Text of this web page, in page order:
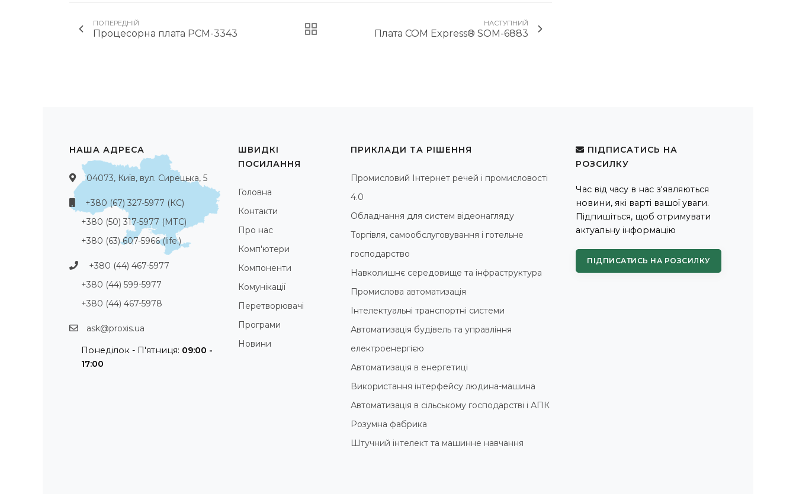
ПОПЕРЕДНІЙ
Процесорна плата PCM-3343
НАСТУПНИЙ
Плата COM Express® SOM-6883
НАША АДРЕСА
04073, Київ, вул. Сирецька, 5
+380 (67) 327-5977 (КС)
+380 (50) 317-5977 (МТС)
+380 (63) 607-5966 (life:)
+380 (44) 467-5977
+380 (44) 599-5977
+380 (44) 467-5978
ask@proxis.ua
Понеділок - П'ятниця: 09:00 -
17:00
ШВИДКІ
ПОСИЛАННЯ
Головна
Контакти
Про нас
Комп'ютери
Компоненти
Комунікації
Перетворювачі
Програми
Новини
ПРИКЛАДИ ТА РІШЕННЯ
Промисловий Інтернет речей і промисловості
4.0
Обладнання для систем відеонагляду
Торгівля, самообслуговування і готельне
господарство
Навколишнє середовище та інфраструктура
Промислова автоматизація
Інтелектуальні транспортні системи
Автоматизація будівель та управління
електроенергією
Автоматизація в енергетиці
Використання інтерфейсу людина-машина
Автоматизація в сільському господарстві і АПК
Розумна фабрика
Штучний інтелект та машинне навчання
ПІДПИСАТИСЬ НА
РОЗСИЛКУ
Час від часу в нас з'являються
новини, які варті вашої уваги.
Підпишіться, щоб отримувати
актуальну інформацію
ПІДПИСАТИСЬ НА РОЗСИЛКУ